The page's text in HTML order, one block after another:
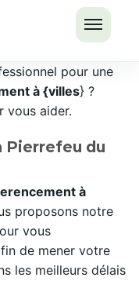
LE
pour une
à {villes} ?
vous aider.
Pierrefeu du
à
proposons notre
vous
de mener votre
les meilleurs délais